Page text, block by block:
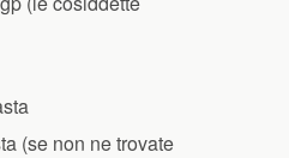
(se non ne trovate